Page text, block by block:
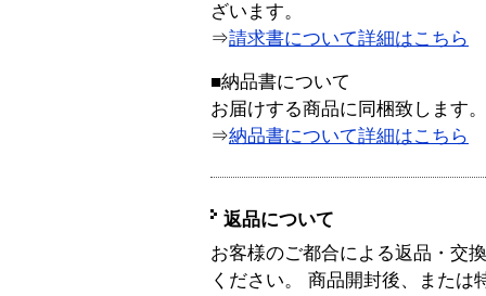
ざいます。
⇒請求書について詳細はこちら
■納品書について
お届けする商品に同梱致します。
⇒納品書について詳細はこちら
返品について
お客様のご都合による返品・交
ください。 商品開封後、または